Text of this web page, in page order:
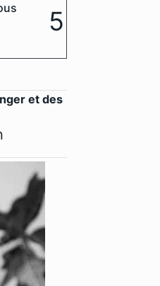
5
et des